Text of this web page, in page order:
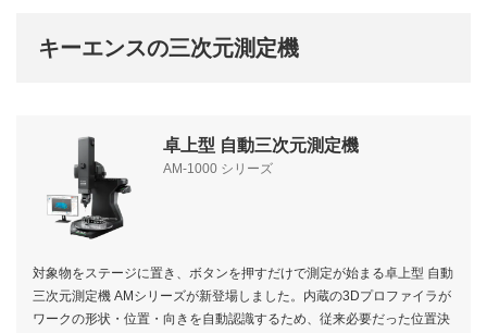
キーエンスの三次元測定機
卓上型 自動三次元測定機
AM-1000 シリーズ
対象物をステージに置き、ボタンを押すだけで測定が始まる卓上型 自動
三次元測定機 AMシリーズが新登場しました。内蔵の3Dプロファイラが
ワークの形状・位置・向きを自動認識するため、従来必要だった位置決